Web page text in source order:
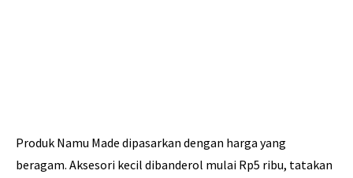
Produk Namu Made dipasarkan dengan harga yang
beragam. Aksesori kecil dibanderol mulai Rp5 ribu, tatakan